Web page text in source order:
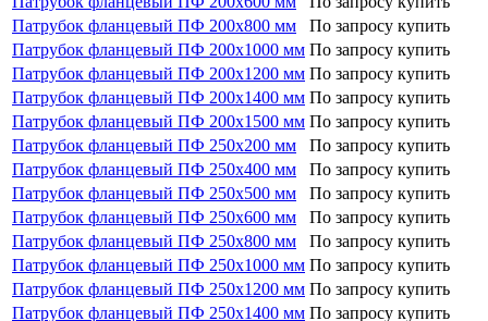
Патрубок фланцевый ПФ 200х800 мм
По запросу купить
Патрубок фланцевый ПФ 200х1000 мм По запросу купить
Патрубок фланцевый ПФ 200х1200 мм По запросу купить
Патрубок фланцевый ПФ 200х1400 мм По запросу купить
Патрубок фланцевый ПФ 200х1500 мм По запросу купить
Патрубок фланцевый ПФ 250х200 мм
По запросу купить
Патрубок фланцевый ПФ 250х400 мм
По запросу купить
Патрубок фланцевый ПФ 250х500 мм
По запросу купить
Патрубок фланцевый ПФ 250х600 мм
По запросу купить
Патрубок фланцевый ПФ 250х800 мм
По запросу купить
Патрубок фланцевый ПФ 250х1000 мм По запросу купить
Патрубок фланцевый ПФ 250х1200 мм По запросу купить
Патрубок фланцевый ПФ 250х1400 мм По запросу купить